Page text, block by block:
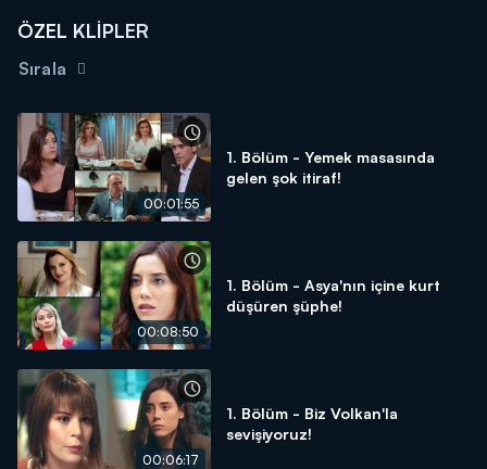
Sadakatsiz yeni bölümüyle Çarşamba 20.00'de Kanal D'de!
ÖZEL KLİPLER
Sırala
00:01:55
1. Bölüm - Yemek masasında
gelen şok itiraf!
00:08:50
1. Bölüm - Asya'nın içine kurt
düşüren şüphe!
00:06:17
1. Bölüm - Biz Volkan'la
sevişiyoruz!